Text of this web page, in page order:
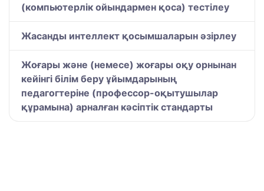
(компьютерлік ойындармен қоса) тестілеу
Жасанды интеллект қосымшаларын әзірлеу
Жоғары және (немесе) жоғары оқу орнынан
кейінгі білім беру ұйымдарының
педагогтеріне (профессор-оқытушылар
құрамына) арналған кәсіптік стандарты